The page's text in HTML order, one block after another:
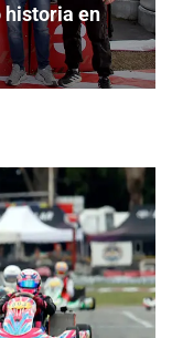
historia en